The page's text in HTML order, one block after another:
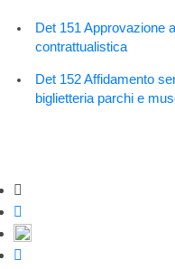
Det 151 Approvazione
contrattualistica
Det 152 Affidamento
biglietteria parchi e
Strumenti di condivisione